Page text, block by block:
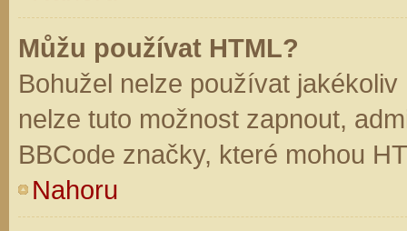
Můžu používat HTML?
Bohužel nelze používat
nelze tuto možnost zapnout,
BBCode značky, které mohou
Nahoru